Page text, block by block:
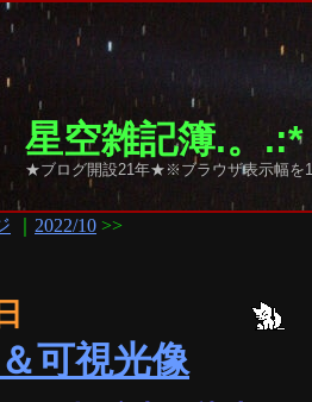
星空雑記簿.。
★ブログ開設21年★※ブラウザ表示幅を
2022/10 >>
可視光像